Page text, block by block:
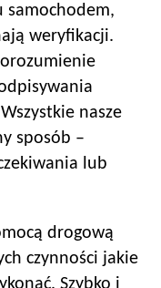
samochodem,
weryfikacji.
nasze
sposób –
lub
drogową
czynności jakie